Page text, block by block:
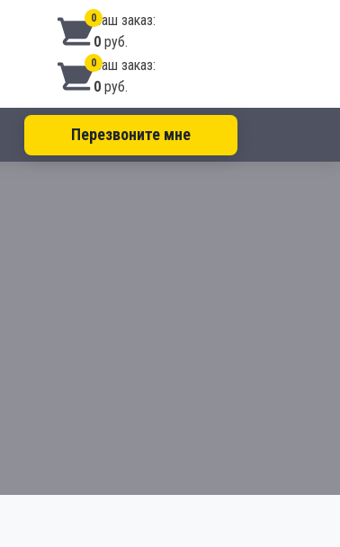
0Ваш заказ:
0 руб.
0Ваш заказ:
0 руб.
Перезвоните мне